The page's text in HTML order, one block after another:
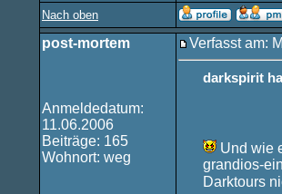
Nach oben
post-mortem
Anmeldedatum:
11.06.2006
Beiträge: 165
Wohnort: weg
Verfasst am:
darkspirit
Und wie
grandios-
Darktours